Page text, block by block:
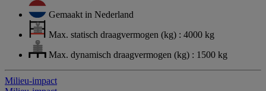
Gemaakt in Nederland
Max. statisch draagvermogen (kg) : 4000 kg
Max. dynamisch draagvermogen (kg) : 1500 kg
Milieu-impact